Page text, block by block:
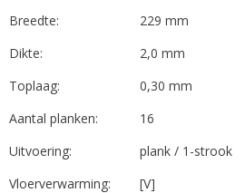
Breedte:
229 mm
Dikte:
2,0 mm
Toplaag:
0,30 mm
Aantal planken:
16
Uitvoering:
plank / 1-strook
Vloerverwarming:
[V]